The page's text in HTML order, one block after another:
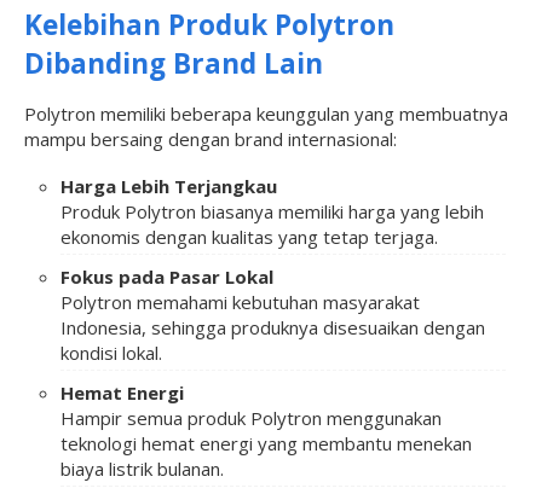
Kelebihan Produk Polytron
Dibanding Brand Lain
Polytron memiliki beberapa keunggulan yang membuatnya
mampu bersaing dengan brand internasional:
Harga Lebih Terjangkau
Produk Polytron biasanya memiliki harga yang lebih
ekonomis dengan kualitas yang tetap terjaga.
Fokus pada Pasar Lokal
Polytron memahami kebutuhan masyarakat
Indonesia, sehingga produknya disesuaikan dengan
kondisi lokal.
Hemat Energi
Hampir semua produk Polytron menggunakan
teknologi hemat energi yang membantu menekan
biaya listrik bulanan.